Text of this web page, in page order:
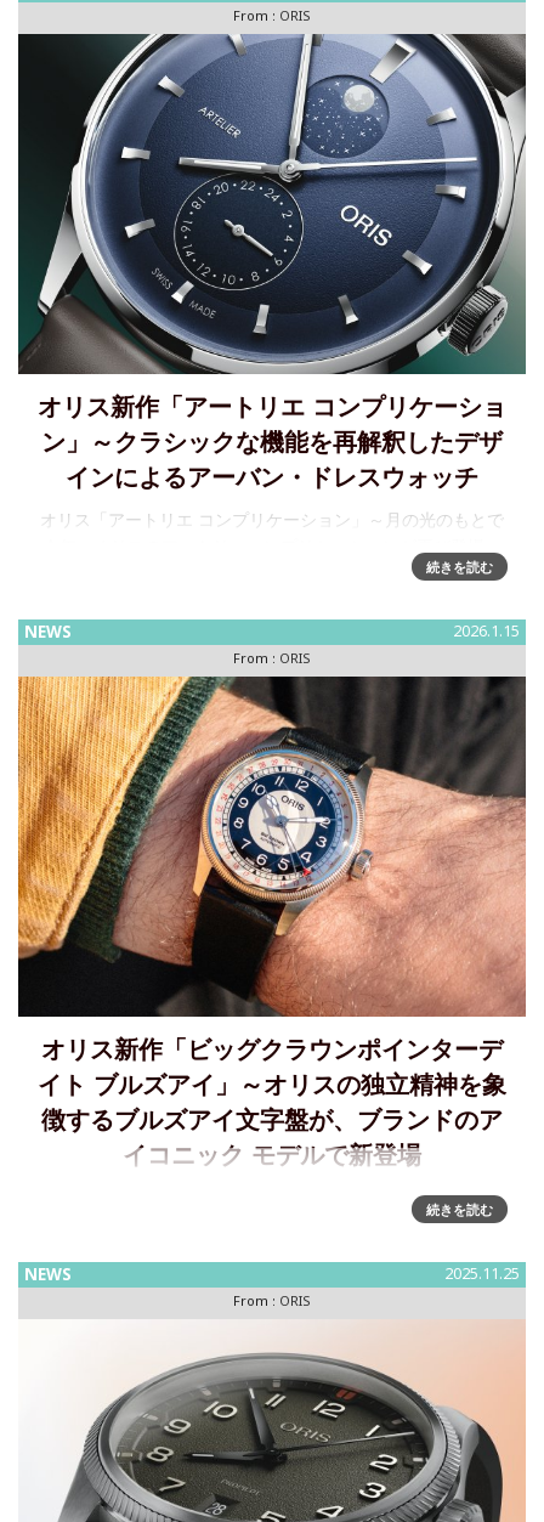
From : ORIS
オリス新作「アートリエ コンプリケーショ
ン」～クラシックな機能を再解釈したデザ
インによるアーバン・ドレスウォッチ
オリス「アートリエ コンプリケーション」～月の光のもとで
ムーンフェイズを備えたスイスメイドの機械式時計がもたら
す。洗練されたラ
続きを読む
NEWS 2026.1.15
From : ORIS
オリス新作「ビッグクラウンポインターデ
イト ブルズアイ」～オリスの独立精神を象
徴するブルズアイ文字盤が、ブランドのア
イコニック モデルで新登場
Oris、新作「ビッグクラウンポインターデイト ブルズアイ」
を発表～オリスの独立した精神を象徴するブルズアイ文字盤
わたり、自由な発想と独立心を貫く時計ブランドです。グル
ープや
続きを読む
NEWS 2025.11.25
From : ORIS